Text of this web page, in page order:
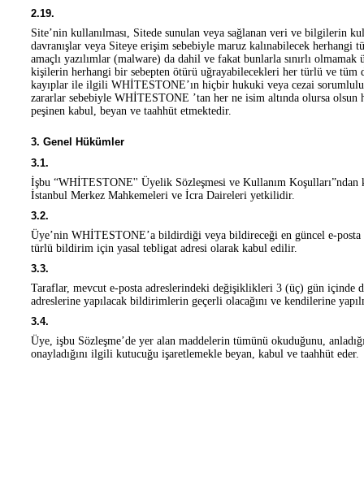
2.19.
Site’nin kullanılması, Sitede sunulan veya sağlanan veri ve bilgilerin
davranışlar veya Siteye erişim sebebiyle maruz kalınabilecek
amaçlı yazılımlar (malware) da dahil ve fakat bunlarla sınırlı
kişilerin herhangi bir sebepten ötürü uğrayabilecekleri her türlü ve tüm
kayıplar ile ilgili WHİTESTONE’ın hiçbir hukuki veya cezai
zararlar sebebiyle WHİTESTONE ’tan her ne isim altında olursa olsun
peşinen kabul, beyan ve taahhüt etmektedir.
3. Genel Hükümler
3.1.
İşbu “WHİTESTONE'' Üyelik Sözleşmesi ve Kullanım
İstanbul Merkez Mahkemeleri ve İcra Daireleri yetkilidir.
3.2.
Üye’nin WHİTESTONE’a bildirdiği veya bildireceği en güncel e-
türlü bildirim için yasal tebligat adresi olarak kabul edilir.
3.3.
Taraflar, mevcut e-posta adreslerindeki değişiklikleri 3 (üç) gün içinde
adreslerine yapılacak bildirimlerin geçerli olacağını ve kendilerine
3.4.
Üye, işbu Sözleşme’de yer alan maddelerin tümünü okuduğunu,
onayladığını ilgili kutucuğu işaretlemekle beyan, kabul ve taahhüt eder.